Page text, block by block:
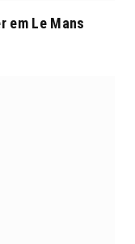
em Le Mans